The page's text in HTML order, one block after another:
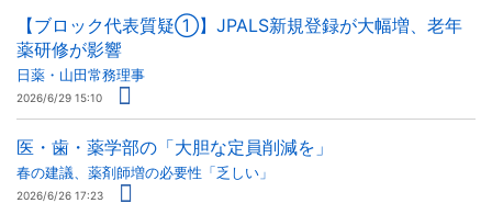
【ブロック代表質疑①】JPALS新規登録が大幅増、老年
薬研修が影響
日薬・山田常務理事
2026/6/29 15:10
医・歯・薬学部の「大胆な定員削減を」
春の建議、薬剤師増の必要性「乏しい」
2026/6/26 17:23